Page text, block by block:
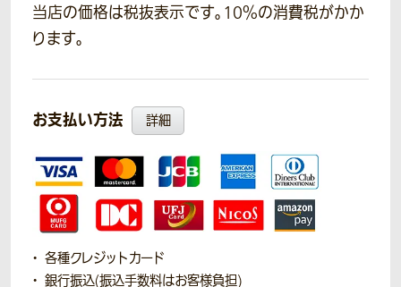
当店の価格は税抜表示です。10％の消費税がかか
ります。
お支払い方法 詳細
各種クレジットカード
銀行振込(振込手数料はお客様負担)